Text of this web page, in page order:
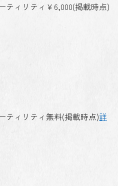
ティリティ ￥6,000(掲載時点)
ティリティ無料(掲載時点)詳